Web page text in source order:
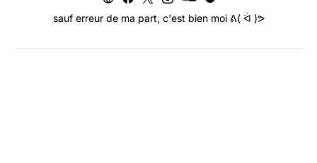
sauf erreur de ma part, c'est bien moi ᕕ( ᐛ )ᕗ